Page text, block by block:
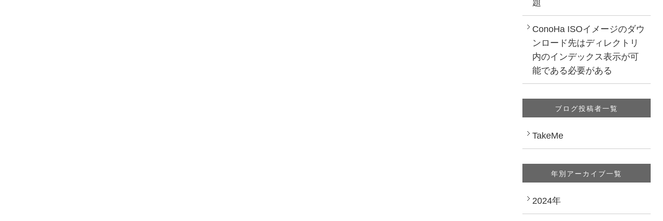
題
ConoHa ISOイメージのダウ
ンロード先はディレクトリ
内のインデックス表示が可
能である必要がある
ブログ投稿者一覧
TakeMe
年別アーカイブ一覧
2024年